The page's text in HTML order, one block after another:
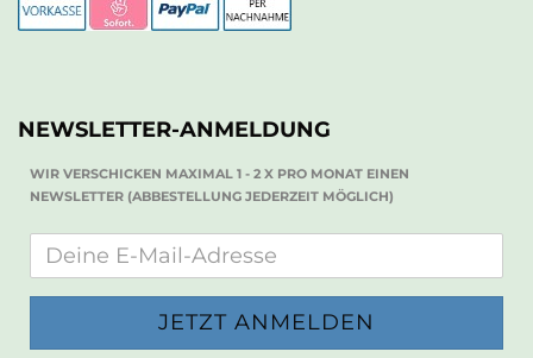
NEWSLETTER-ANMELDUNG
WIR VERSCHICKEN MAXIMAL 1 - 2 X PRO MONAT EINEN
NEWSLETTER (ABBESTELLUNG JEDERZEIT MÖGLICH)